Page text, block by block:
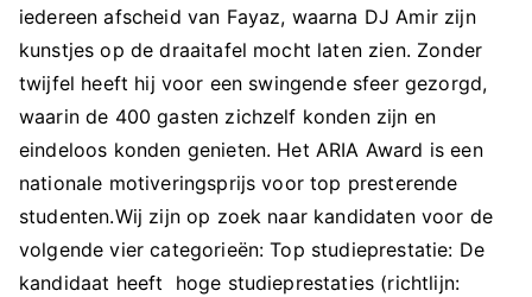
iedereen afscheid van Fayaz, waarna DJ Amir zijn
kunstjes op de draaitafel mocht laten zien. Zonder
twijfel heeft hij voor een swingende sfeer gezorgd,
waarin de 400 gasten zichzelf konden zijn en
eindeloos konden genieten. Het ARIA Award is een
nationale motiveringsprijs voor top presterende
studenten.Wij zijn op zoek naar kandidaten voor de
volgende vier categorieën: Top studieprestatie: De
kandidaat heeft hoge studieprestaties (richtlijn: